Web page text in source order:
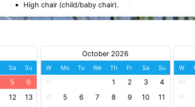
High chair (child/baby chair).
Sa Su
5 6
12 13
October 2026
W Mo Tu We Th Fr Sa Su
40 1 2 3 4
41 5 6 7 8 9 10 11
W
44
45